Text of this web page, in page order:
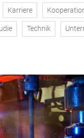
Karriere
Technik